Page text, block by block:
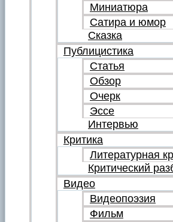
Миниатюра
Сатира и юмор
Сказка
Публицистика
Статья
Обзор
Очерк
Эссе
Интервью
Критика
Литературная
Критический
Видео
Видеопоэзия
Фильм